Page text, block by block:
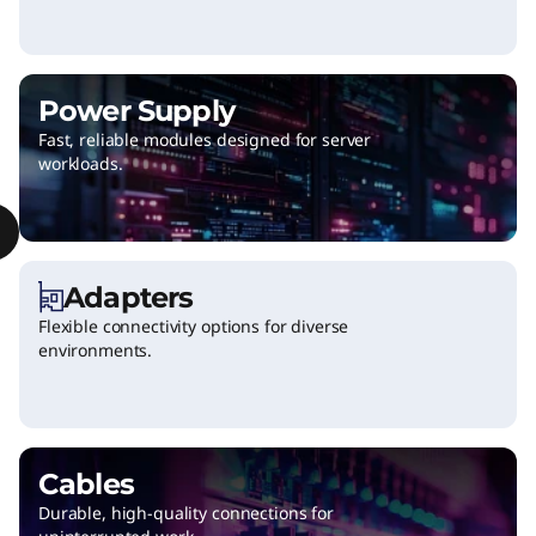
n
d
u
p
g
e
Power Supply
Fast, reliable modules designed for server
workloads.
Adapters
Flexible connectivity options for diverse
environments.
Cables
Durable, high-quality connections for